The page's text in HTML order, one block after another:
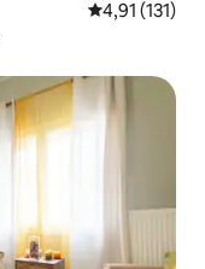
Classificação
4,91 (131)